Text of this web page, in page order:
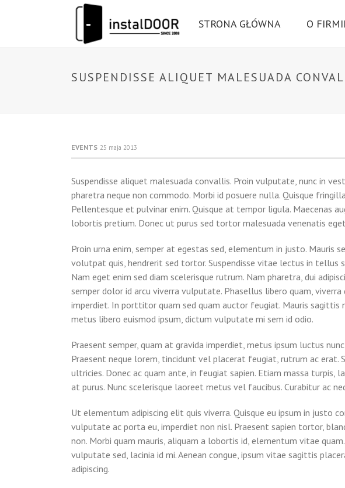
STRONA GŁÓWNA O
SUSPENDISSE ALIQUET MALESUADA
EVENTS 25 maja 2013
Suspendisse aliquet malesuada convallis. Proin vulputate, nunc in
pharetra neque non commodo. Morbi id posuere nulla. Quisque
Pellentesque et pulvinar enim. Quisque at tempor ligula. Maecenas
lobortis pretium. Donec ut purus sed tortor malesuada venenatis
Proin urna enim, semper at egestas sed, elementum in justo.
volutpat quis, hendrerit sed tortor. Suspendisse vitae lectus in
Nam eget enim sed diam scelerisque rutrum. Nam pharetra, dui
semper dolor id arcu viverra vulputate. Phasellus libero quam,
imperdiet. In porttitor quam sed quam auctor feugiat. Mauris
metus libero euismod ipsum, dictum vulputate mi sem id odio.
Praesent semper, quam at gravida imperdiet, metus ipsum luctus
Praesent neque lorem, tincidunt vel placerat feugiat, rutrum ac erat.
ultricies. Donec ac quam ante, in feugiat sapien. Etiam massa
at purus. Nunc scelerisque laoreet metus vel faucibus. Curabitur ac
Ut elementum adipiscing elit quis viverra. Quisque eu ipsum in justo
vulputate ac porta eu, imperdiet non nisl. Praesent sapien tortor,
non. Morbi quam mauris, aliquam a lobortis id, elementum vitae
vulputate sed, lacinia id mi. Aenean congue, ipsum vitae sagittis
adipiscing.